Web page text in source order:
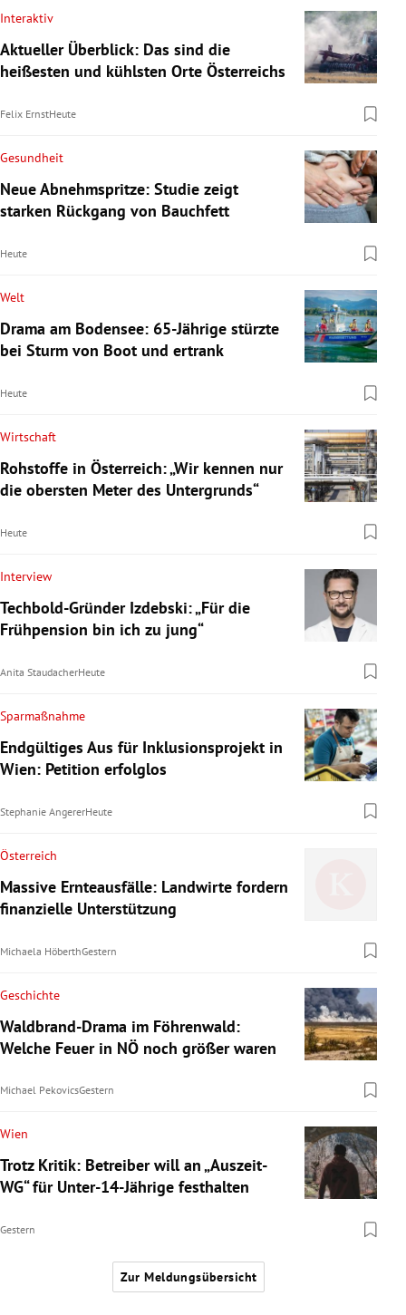
Interaktiv
Aktueller Überblick: Das sind die
heißesten und kühlsten Orte Österreichs
Felix ErnstHeute
Gesundheit
Neue Abnehmspritze: Studie zeigt
starken Rückgang von Bauchfett
Heute
Welt
Drama am Bodensee: 65-Jährige stürzte
bei Sturm von Boot und ertrank
Heute
Wirtschaft
Rohstoffe in Österreich: „Wir kennen nur
die obersten Meter des Untergrunds“
Heute
Interview
Techbold-Gründer Izdebski: „Für die
Frühpension bin ich zu jung“
Anita StaudacherHeute
Sparmaßnahme
Endgültiges Aus für Inklusionsprojekt in
Wien: Petition erfolglos
Stephanie AngererHeute
Österreich
Massive Ernteausfälle: Landwirte fordern
finanzielle Unterstützung
Michaela HöberthGestern
Geschichte
Waldbrand-Drama im Föhrenwald:
Welche Feuer in NÖ noch größer waren
Michael PekovicsGestern
Wien
Trotz Kritik: Betreiber will an „Auszeit-
WG“ für Unter-14-Jährige festhalten
Gestern
Zur Meldungsübersicht